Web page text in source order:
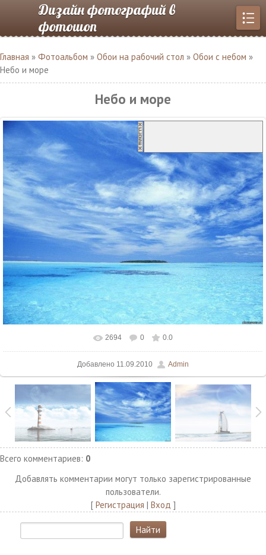
Дизайн фотографий в
фотошоп
Главная » Фотоальбом » Обои на рабочий стол » Обои с небом »
Небо и море
Небо и море
В реальном размере 1276x1000
2694 0 0.0
Добавлено 11.09.2010 Admin
Всего комментариев: 0
Добавлять комментарии могут только зарегистрированные
пользователи.
[ Регистрация | Вход ]